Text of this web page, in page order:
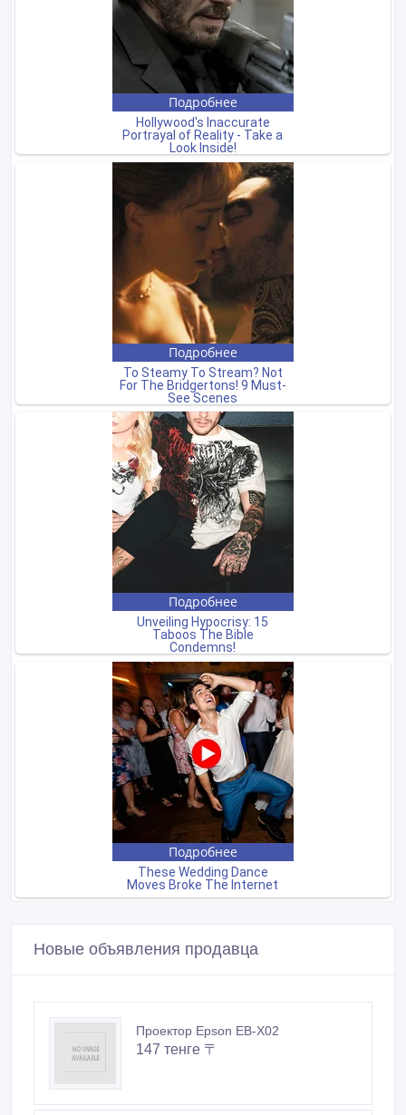
Новые объявления продавца
Проектор Epson EB-X02
147 тенге 〒